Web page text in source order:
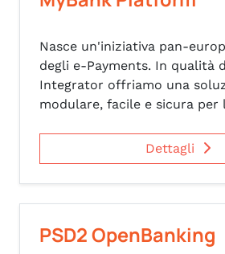
Nasce un'iniziativa pan-
degli e-Payments. In qualità
Integrator offriamo una
modulare, facile e sicura per
Dettagli
PSD2 OpenBanking